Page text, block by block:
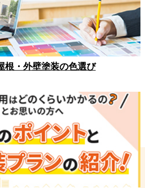
根・外壁塗装の色選び